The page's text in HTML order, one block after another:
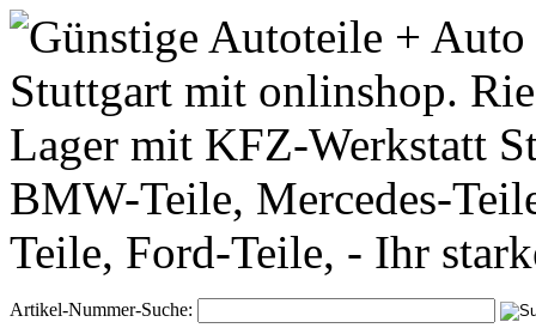
Artikel-Nummer-Suche: